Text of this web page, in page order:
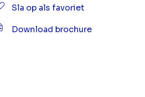
Sla op als favoriet
Download brochure